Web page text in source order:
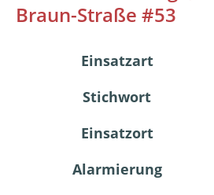
Braun-Straße #53
Einsatzart
Stichwort
Einsatzort
Alarmierung